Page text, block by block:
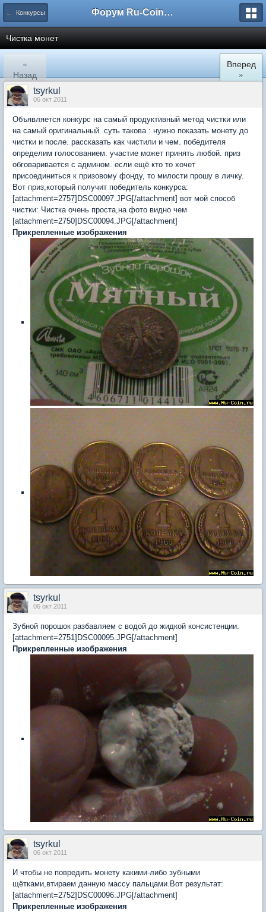
← Конкурсы Форум Ru-Coin.ru
Чистка монет
«
Назад
Вперед
»
tsyrkul
06 окт 2011
Объявляется конкурс на самый продуктивный метод чистки или
на самый оригинальный. суть такова : нужно показать монету до
чистки и после. рассказать как чистили и чем. победителя
определим голосованием. участие может принять любой. приз
обговаривается с админом. если ещё кто то хочет
присоединиться к призовому фонду, то милости прошу в личку.
Вот приз,который получит победитель конкурса:
[attachment=2757]DSC00097.JPG[/attachment] вот мой способ
чистки: Чистка очень проста,на фото видно чем
[attachment=2750]DSC00094.JPG[/attachment]
Прикрепленные изображения
tsyrkul
06 окт 2011
Зубной порошок разбавляем с водой до жидкой консистенции.
[attachment=2751]DSC00095.JPG[/attachment]
Прикрепленные изображения
tsyrkul
06 окт 2011
И чтобы не повредить монету какими-либо зубными
щётками,втираем данную массу пальцами.Вот результат:
[attachment=2752]DSC00096.JPG[/attachment]
Прикрепленные изображения